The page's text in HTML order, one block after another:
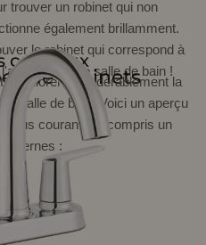
trouver un robinet qui non
également brillamment.
le robinet qui correspond à
de votre salle de bain !
de robinets
améliorer considérablement la
salle de bain. Voici un aperçu
plus courants, y compris un
:
centraux